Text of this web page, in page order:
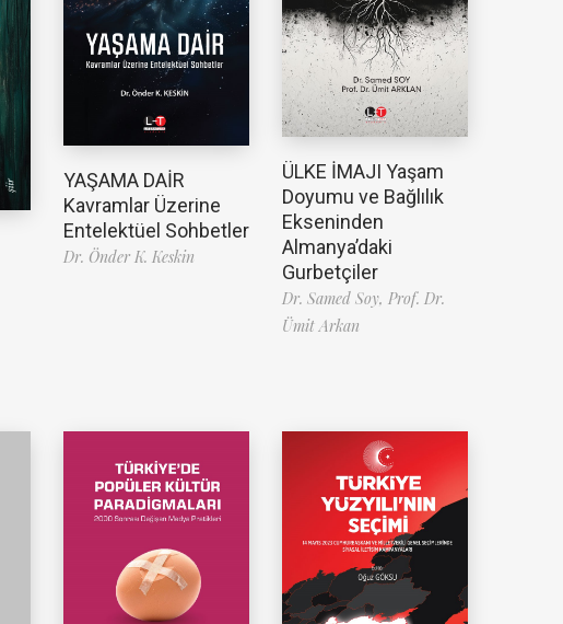
YAŞAMA DAİR
Kavramlar Üzerine
Entelektüel Sohbetler
Dr. Önder K. Keskin
ÜLKE İMAJI Yaşam
Doyumu ve Bağlılık
Ekseninden
Almanya’daki
Gurbetçiler
Dr. Samed Soy, Prof. Dr.
Ümit Arkan